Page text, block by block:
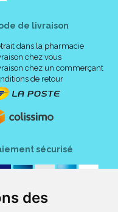
des
de livraison
dans la pharmacie
chez vous
chez un commerçant
de retour
sécurisé